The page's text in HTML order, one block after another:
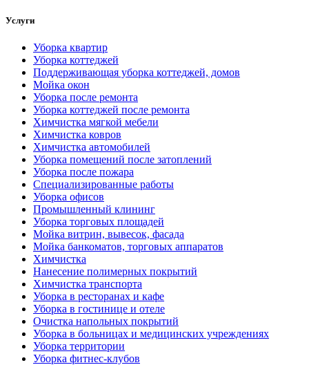
Услуги
Уборка квартир
Уборка коттеджей
Поддерживающая уборка коттеджей, домов
Мойка окон
Уборка после ремонта
Уборка коттеджей после ремонта
Химчистка мягкой мебели
Химчистка ковров
Химчистка автомобилей
Уборка помещений после затоплений
Уборка после пожара
Специализированные работы
Уборка офисов
Промышленный клининг
Уборка торговых площадей
Мойка витрин, вывесок, фасада
Мойка банкоматов, торговых аппаратов
Химчистка
Нанесение полимерных покрытий
Химчистка транспорта
Уборка в ресторанах и кафе
Уборка в гостинице и отеле
Очистка напольных покрытий
Уборка в больницах и медицинских учреждениях
Уборка территории
Уборка фитнес-клубов